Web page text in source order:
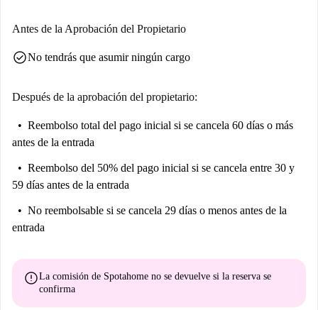
Antes de la Aprobación del Propietario
check_circleNo tendrás que asumir ningún cargo
Después de la aprobación del propietario:
Reembolso total del pago inicial si se cancela 60 días o más
antes de la entrada
Reembolso del 50% del pago inicial si se cancela entre 30 y
59 días antes de la entrada
No reembolsable si se cancela 29 días o menos antes de la
entrada
errorLa comisión de Spotahome no se devuelve si la reserva se
confirma